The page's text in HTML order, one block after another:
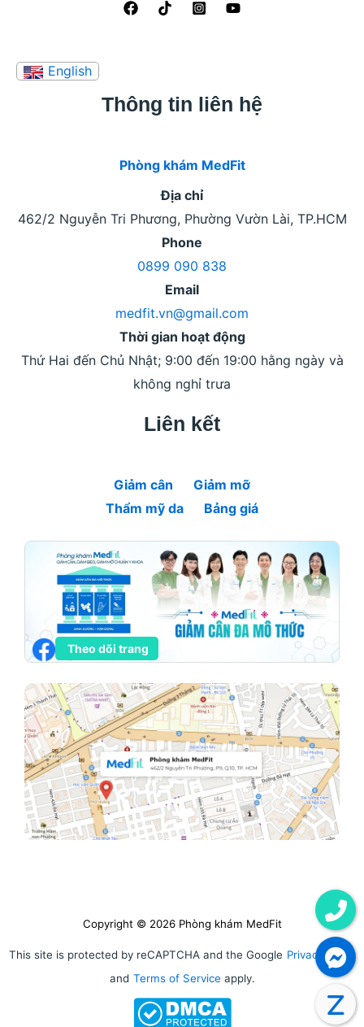
Thông tin liên hệ
Phòng khám MedFit
Địa chỉ
462/2 Nguyễn Tri Phương, Phường Vườn Lài, TP.HCM
Phone
0899 090 838
Email
medfit.vn@gmail.com
Thời gian hoạt động
Thứ Hai đến Chủ Nhật; 9:00 đến 19:00 hằng ngày và
không nghỉ trưa
Liên kết
Giảm cân
Giảm mỡ
Thẩm mỹ da
Bảng giá
Theo dõi trang
Copyright © 2026 Phòng khám MedFit
This site is protected by reCAPTCHA and the Google Privacy Policy
and Terms of Service apply.